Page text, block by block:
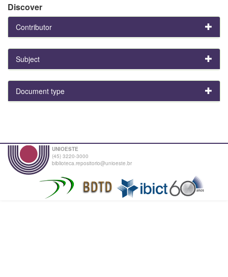
Discover
Contributor
Subject
Document type
UNIOESTE
(45) 3220-3000
biblioteca.repositorio@unioeste.br